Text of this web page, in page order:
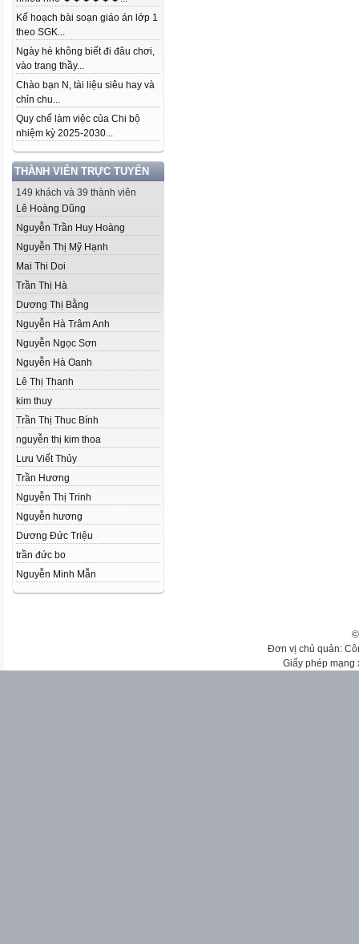
Kế hoạch bài soạn giáo án lớp 1
theo SGK...
Ngày hè không biết đi đâu chơi,
vào trang thầy...
Chào bạn N, tài liệu siêu hay và
chỉn chu...
Quy chế làm việc của Chi bộ
nhiệm kỳ 2025-2030...
THÀNH VIÊN TRỰC TUYẾN
149 khách và 39 thành viên
Lê Hoàng Dũng
Nguyễn Trần Huy Hoàng
Nguyễn Thị Mỹ Hạnh
Mai Thi Doi
Trần Thị Hà
Dương Thị Bằng
Nguyễn Hà Trâm Anh
Nguyễn Ngọc Sơn
Nguyễn Hà Oanh
Lê Thị Thanh
kim thuy
Trần Thị Thuc Bính
nguyễn thị kim thoa
Lưu Viết Thủy
Trần Hương
Nguyễn Thị Trinh
Nguyễn hương
Dương Đức Triệu
trần đức bo
Nguyễn Minh Mẫn
Đơn vị chủ quản:
Giấy phép mạng